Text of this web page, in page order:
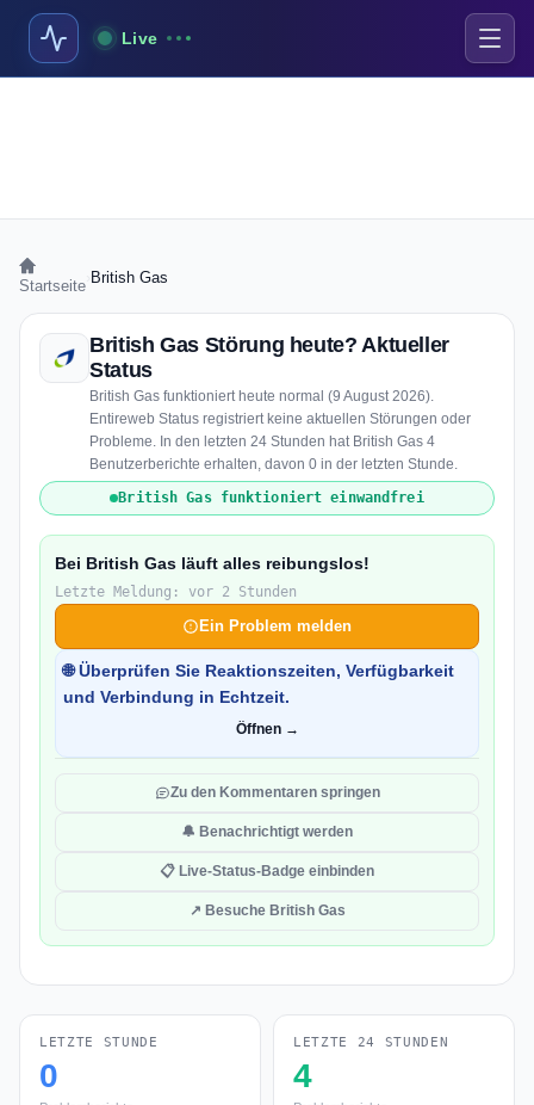
Live
Startseite British Gas
British Gas Störung heute? Aktueller
Status
British Gas funktioniert heute normal (9 August 2026).
Entireweb Status registriert keine aktuellen Störungen oder
Probleme. In den letzten 24 Stunden hat British Gas 4
Benutzerberichte erhalten, davon 0 in der letzten Stunde.
British Gas funktioniert einwandfrei
Bei British Gas läuft alles reibungslos!
Letzte Meldung: vor 2 Stunden
Ein Problem melden
🌐 Überprüfen Sie Reaktionszeiten, Verfügbarkeit
und Verbindung in Echtzeit.
Öffnen →
Zu den Kommentaren springen
🔔 Benachrichtigt werden
📋 Live-Status-Badge einbinden
↗ Besuche British Gas
LETZTE STUNDE
0
LETZTE 24 STUNDEN
4